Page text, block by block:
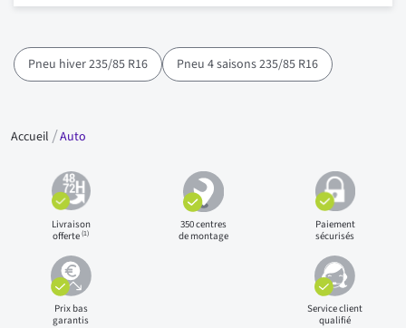
Pneu hiver 235/85 R16 Pneu 4 saisons 235/85 R16
Accueil Auto
Livraison
offerte(1)
350 centres
de montage
Paiement
sécurisés
Prix bas
garantis
Service client
qualifié